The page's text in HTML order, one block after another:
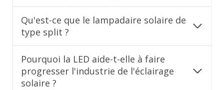
Qu'est-ce que le lampadaire solaire de
type split ?
Pourquoi la LED aide-t-elle à faire
progresser l'industrie de l'éclairage
solaire ?